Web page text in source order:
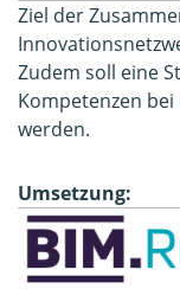
Ziel der
Zudem soll eine
Kompetenzen
werden.
Umsetzung: